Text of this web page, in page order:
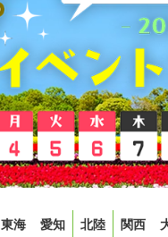
東海 愛知 北陸 関西